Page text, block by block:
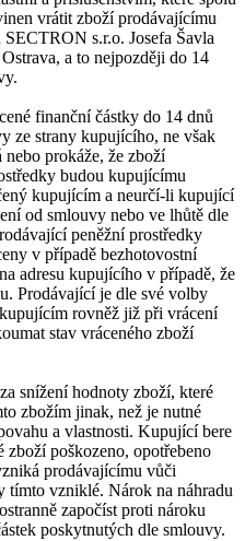
vrátit zboží prodávajícímu
s.r.o. Josefa Šavla
a to nejpozději do 14
finanční částky do 14 dnů
ze strany kupujícího, ne však
prokáže, že zboží
budou kupujícímu
kupujícím a neurčí-li kupující
od smlouvy nebo ve lhůtě dle
peněžní prostředky
v případě bezhotovostní
adresu kupujícího v případě, že
Prodávající je dle své volby
rovněž již při vrácení
stav vráceného zboží
snížení hodnoty zboží, které
zbožím jinak, než je nutné
a vlastnosti. Kupující bere
zboží poškozeno, opotřebeno
prodávajícímu vůči
tímto vzniklé. Nárok na náhradu
započíst proti nároku
poskytnutých dle smlouvy.